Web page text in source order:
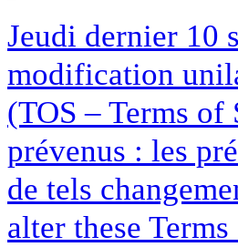
Jeudi dernier 10
modification
(TOS – Terms
prévenus : les
de tels
alter these